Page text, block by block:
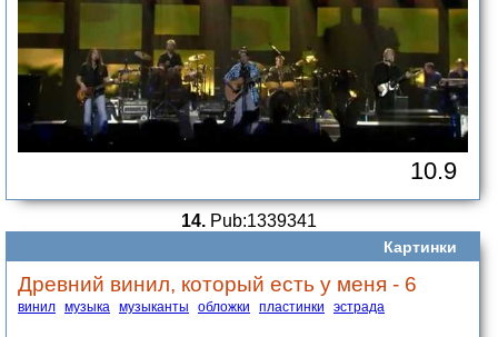
10.9
14. Pub:1339341
Картинки
Древний винил, который есть у меня - 6
винил музыка музыканты обложки пластинки эстрада